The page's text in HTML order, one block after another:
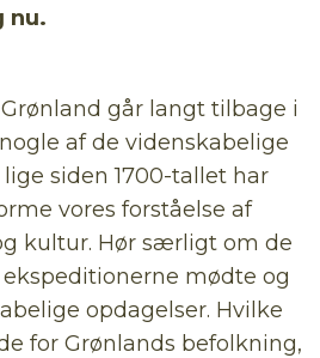
nu.
går langt tilbage i
af de videnskabelige
siden 1700-tallet har
vores forståelse af
kultur. Hør særligt om de
mødte og
opdagelser. Hvilke
for Grønlands befolkning,